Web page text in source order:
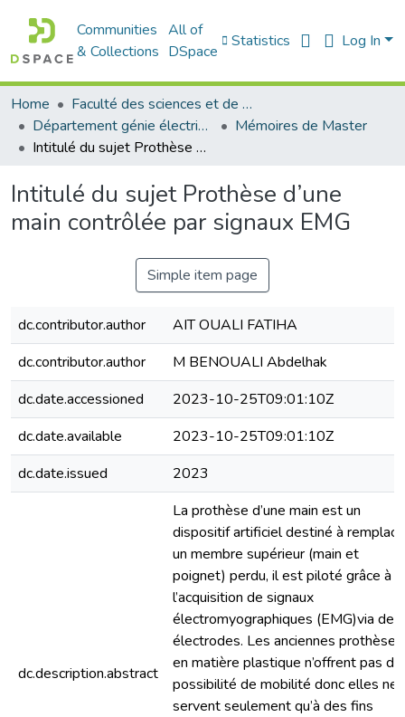
Communities
& Collections
All of
DSpace
Statistics Log In
Home
Faculté des sciences et de la technologie
Département génie électrique
Mémoires de Master
Intitulé du sujet Prothèse d’une main contrôlée par signaux EMG
Intitulé du sujet Prothèse d’une
main contrôlée par signaux EMG
Simple item page
dc.contributor.author
AIT OUALI FATIHA
dc.contributor.author
M BENOUALI Abdelhak
dc.date.accessioned
2023-10-25T09:01:10Z
dc.date.available
2023-10-25T09:01:10Z
dc.date.issued
2023
dc.description.abstract
La prothèse d’une main est un
dispositif artificiel destiné à
un membre supérieur (main et
poignet) perdu, il est piloté grâce à
l’acquisition de signaux
électromyographiques (EMG)via des
électrodes. Les anciennes prothèses
en matière plastique n’offrent pas de
possibilité de mobilité donc elles ne
servent seulement qu’à des fins